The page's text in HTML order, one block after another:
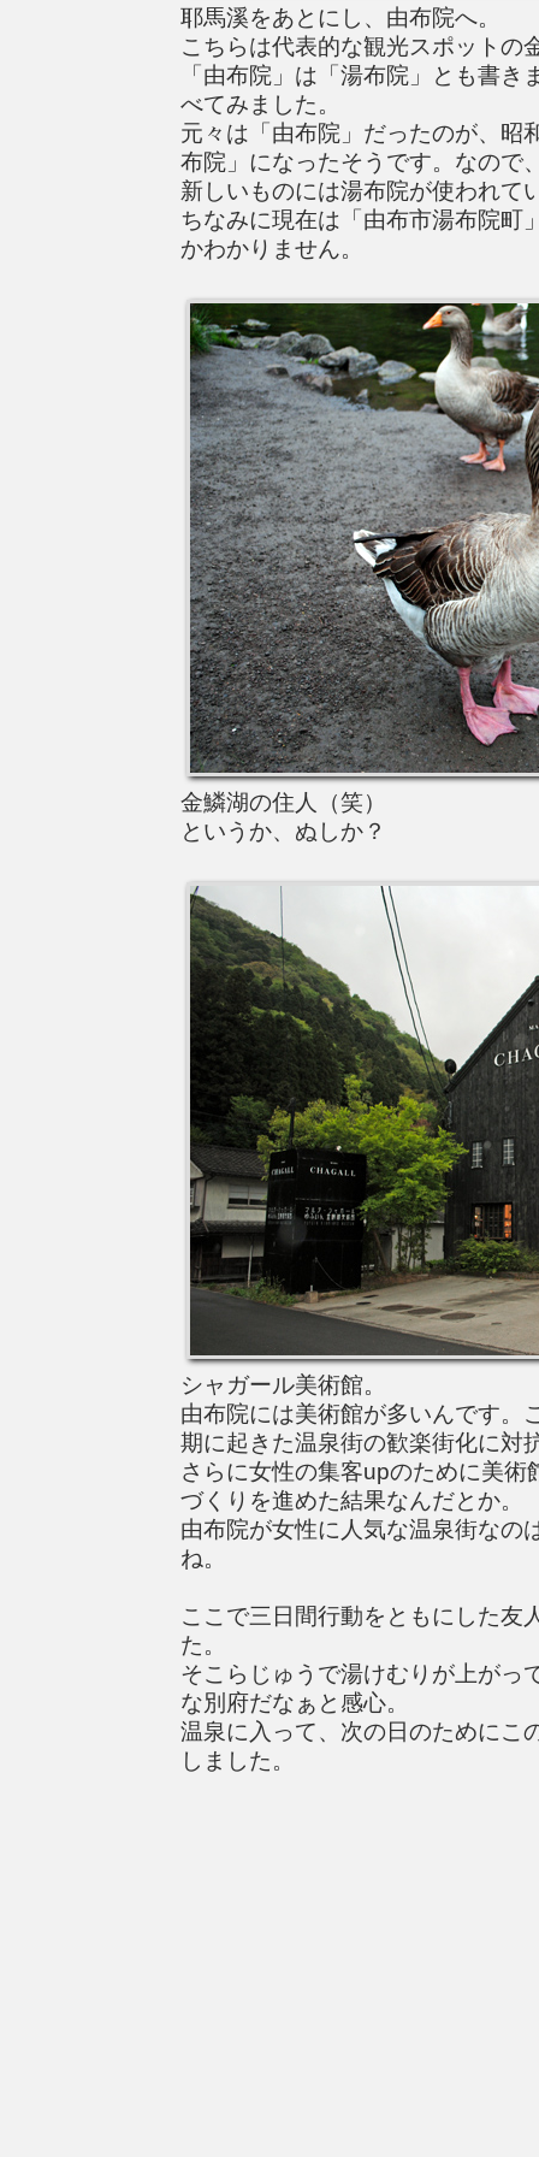
耶馬溪をあとにし、由布院へ。
こちらは代表的な観光スポットの
「由布院」は「湯布院」とも書
べてみました。
元々は「由布院」だったのが、昭
布院」になったそうです。なので
新しいものには湯布院が使われて
ちなみに現在は「由布市湯布院町
かわかりません。
金鱗湖の住人（笑）
というか、ぬしか？
シャガール美術館。
由布院には美術館が多いんです。
期に起きた温泉街の歓楽街化に対
さらに女性の集客upのために美
づくりを進めた結果なんだとか。
由布院が女性に人気な温泉街なの
ね。
ここで三日間行動をともにした友
た。
そこらじゅうで湯けむりが上がっ
な別府だなぁと感心。
温泉に入って、次の日のためにこ
しました。